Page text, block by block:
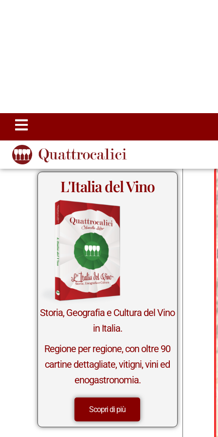
Storia, Geografia e Cultura del Vino
in Italia.
Regione per regione, con oltre 90
cartine dettagliate, vitigni, vini ed
enogastronomia.
Scopri di più